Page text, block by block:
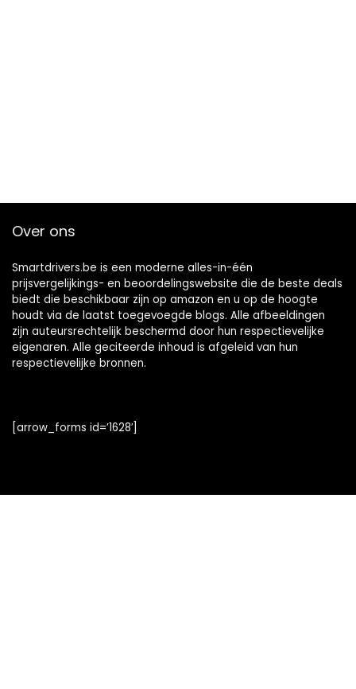
Over ons
Smartdrivers.be is een moderne alles-in-één
prijsvergelijkings- en beoordelingswebsite die de beste deals
biedt die beschikbaar zijn op amazon en u op de hoogte
houdt via de laatst toegevoegde blogs. Alle afbeeldingen
zijn auteursrechtelijk beschermd door hun respectievelijke
eigenaren. Alle geciteerde inhoud is afgeleid van hun
respectievelijke bronnen.
[arrow_forms id=’1628′]